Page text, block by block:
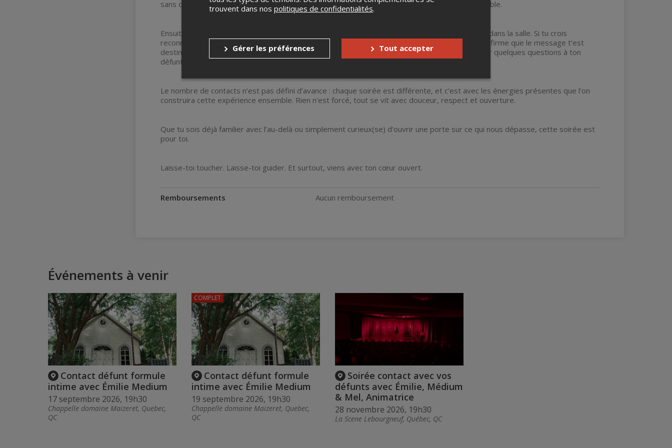
sans que tu t’en rendes compte. Tu pourras même me poser des questions sur ce monde invisible.
Ensuite, les portes s’ouvriront vers l’au-delà. Les contacts avec les défunts se feront en direct, dans la salle. Si tu crois
reconnaître ton défunt dans la description que j'en ferai, tu pourras lever la main. Si l’énergie confirme que le message t’est
destiné, tu seras invité(e) à monter sur scène pour poursuivre l’échange. Tu pourras alors poser quelques questions à ton
défunt, recevoir ses réponses, et vivre un moment de connexion inoubliable.
Le nombre de contacts n’est pas défini d’avance : chaque soirée est différente, et c’est avec les énergies présentes que l’on
construira cette expérience ensemble. Rien n’est forcé, tout se vit avec douceur, respect et ouverture.
Que tu sois déjà familier avec l’au-delà ou simplement curieux(se) d’ouvrir une porte sur ce qui nous dépasse, cette soirée est
pour toi.
Laisse-toi toucher. Laisse-toi guider. Et surtout, viens avec ton cœur ouvert.
Remboursements Aucun remboursement
Événements à venir
Contact défunt formule
intime avec Émilie Medium
17 septembre 2026, 19h30
Chappelle domaine Maizeret, Quebec,
QC
Contact défunt formule
intime avec Émilie Medium
19 septembre 2026, 19h30
Chappelle domaine Maizeret, Quebec,
QC
COMPLET
Soirée contact avec vos
défunts avec Émilie, Médium
& Mel, Animatrice
28 novembre 2026, 19h30
La Scene Lebourgneuf, Québec, QC
trouvent dans nos politiques de confidentialités.
Gérer les préférences Tout accepter